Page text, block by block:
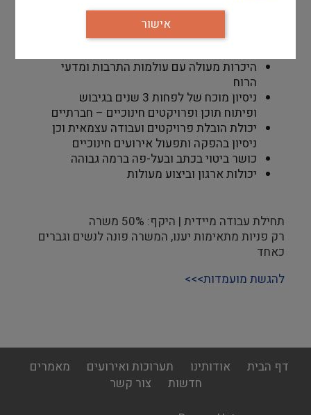
היכרות מעולה עם עולמות התרבות ומדעי
הרוח
ניסיון מוכח של לפחות 3 שנים בגיבוש
ופיתוח תוכן ופרויקטים חינוכיים – חברתיים
יכולת הובלת פרויקטים ועבודה עצמאית וכן
ניסיון בהפקה ותפעול אירועים חינוכיים
כושר ביטוי בכתב ובעל-פה ברמה גבוהה
יכולות ארגון וביצוע מעולות
תחילת עבודה מיידית | היקף: 50% משרה
רק פניות מתאימות יענו, המשרה פונה לנשים וגברים
כאחד
להגשת מועמדות>>>
footer
menu
דף הבית אודותינו תערוכות ואירועים
מאמרים
חדשות
צור קשר
אישור